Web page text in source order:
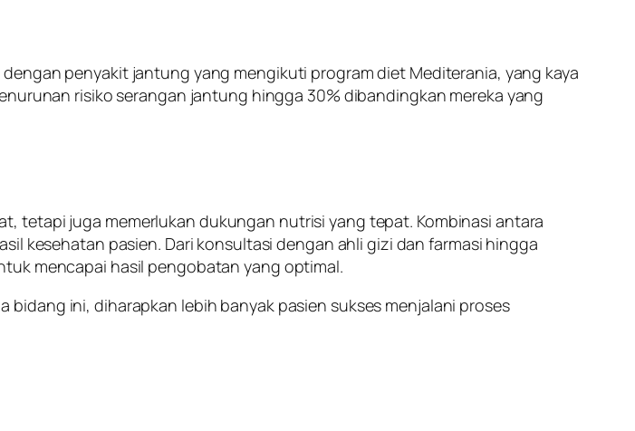
penyakit jantung yang mengikuti program diet Mediterania, yang kaya
risiko serangan jantung hingga 30% dibandingkan mereka yang
tetapi juga memerlukan dukungan nutrisi yang tepat. Kombinasi antara
kesehatan pasien. Dari konsultasi dengan ahli gizi dan farmasi hingga
mencapai hasil pengobatan yang optimal.
ini, diharapkan lebih banyak pasien sukses menjalani proses